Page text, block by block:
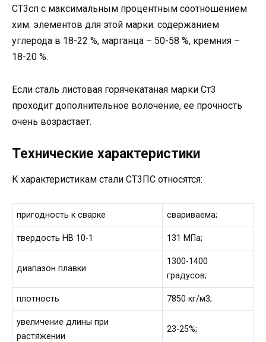
СТ3сп с максимальным процентным соотношением
хим. элементов для этой марки: содержанием
углерода в 18-22 %, марганца – 50-58 %, кремния –
18-20 %.
Если сталь листовая горячекатаная марки Ст3
проходит дополнительное волочение, ее прочность
очень возрастает.
Технические характеристики
К характеристикам стали СТ3ПС относятся:
пригодность к сварке свариваема;
твердость НВ 10-1 131 МПа;
диапазон плавки
1300-1400
градусов;
плотность 7850 кг/м3;
увеличение длины при
растяжении
23-25%;